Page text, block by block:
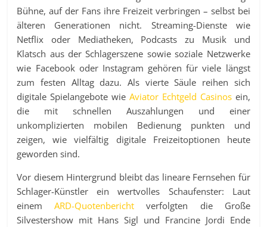
Bühne, auf der Fans ihre Freizeit verbringen – selbst bei
älteren Generationen nicht. Streaming-Dienste wie
Netflix oder Mediatheken, Podcasts zu Musik und
Klatsch aus der Schlagerszene sowie soziale Netzwerke
wie Facebook oder Instagram gehören für viele längst
zum festen Alltag dazu. Als vierte Säule reihen sich
digitale Spielangebote wie Aviator Echtgeld Casinosein,
die mit schnellen Auszahlungen und einer
unkomplizierten mobilen Bedienung punkten und
zeigen, wie vielfältig digitale Freizeitoptionen heute
geworden sind.
Vor diesem Hintergrund bleibt das lineare Fernsehen für
Schlager-Künstler ein wertvolles Schaufenster: Laut
einemARD-Quotenbericht verfolgten die Große
Silvestershow mit Hans Sigl und Francine Jordi Ende